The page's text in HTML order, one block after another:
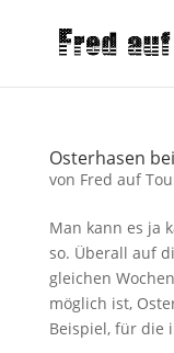
Osterhasen
von Fred auf
Man kann es ja
so. Überall auf
gleichen
möglich ist,
Beispiel, für die